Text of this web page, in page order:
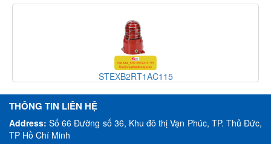
STEXB2RT1AC115
THÔNG TIN LIÊN HỆ
Address:Số 66 Đường số 36, Khu đô thị Vạn Phúc, TP. Thủ Đức,
TP Hồ Chí Minh